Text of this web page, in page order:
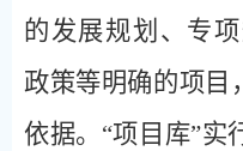
的发展规划、专
政策等明确的项目
依据。“项目库”实